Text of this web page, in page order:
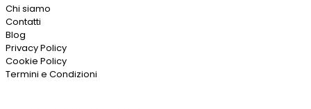
Chi siamo
Contatti
Blog
Privacy Policy
Cookie Policy
Termini e Condizioni